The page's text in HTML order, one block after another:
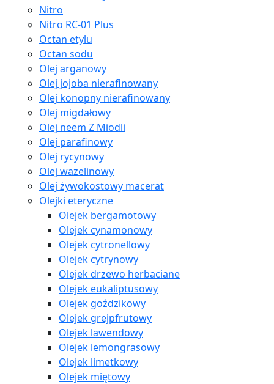
Nitro
Nitro RC-01 Plus
Octan etylu
Octan sodu
Olej arganowy
Olej jojoba nierafinowany
Olej konopny nierafinowany
Olej migdałowy
Olej neem Z Miodli
Olej parafinowy
Olej rycynowy
Olej wazelinowy
Olej żywokostowy macerat
Olejki eteryczne
Olejek bergamotowy
Olejek cynamonowy
Olejek cytronellowy
Olejek cytrynowy
Olejek drzewo herbaciane
Olejek eukaliptusowy
Olejek goździkowy
Olejek grejpfrutowy
Olejek lawendowy
Olejek lemongrasowy
Olejek limetkowy
Olejek miętowy